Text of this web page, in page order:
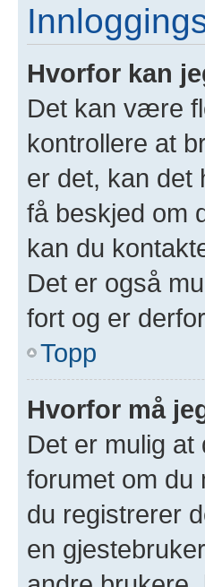
Hvorfor kan
Det kan være
kontrollere at
er det, kan det
få beskjed om
kan du
Det er også
fort og er
Topp
Hvorfor må
Det er mulig
forumet om du
du registrerer
en